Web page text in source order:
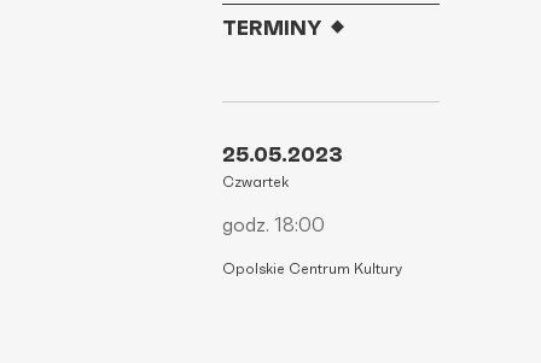
TERMINY
25.05.2023
Czwartek
godz. 18:00
Opolskie Centrum Kultury